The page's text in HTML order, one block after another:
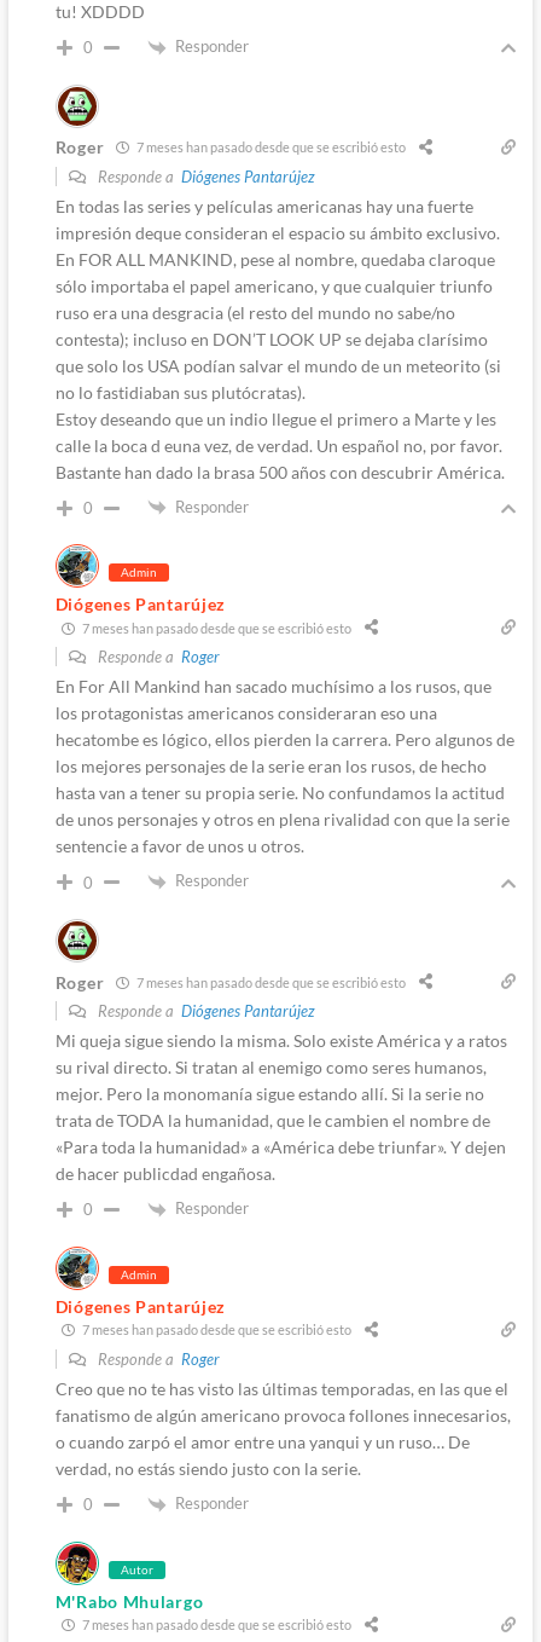
tu! XDDDD
0 Responder
Roger 7 meses han pasado desde que se escribió esto
Responde a Diógenes Pantarújez
En todas las series y películas americanas hay una fuerte
impresión deque consideran el espacio su ámbito exclusivo.
En FOR ALL MANKIND, pese al nombre, quedaba claroque
sólo importaba el papel americano, y que cualquier triunfo
ruso era una desgracia (el resto del mundo no sabe/no
contesta); incluso en DON’T LOOK UP se dejaba clarísimo
que solo los USA podían salvar el mundo de un meteorito (si
no lo fastidiaban sus plutócratas).
Estoy deseando que un indio llegue el primero a Marte y les
calle la boca d euna vez, de verdad. Un español no, por favor.
Bastante han dado la brasa 500 años con descubrir América.
0 Responder
Admin
Diógenes Pantarújez
7 meses han pasado desde que se escribió esto
Responde a Roger
En For All Mankind han sacado muchísimo a los rusos, que
los protagonistas americanos consideraran eso una
hecatombe es lógico, ellos pierden la carrera. Pero algunos de
los mejores personajes de la serie eran los rusos, de hecho
hasta van a tener su propia serie. No confundamos la actitud
de unos personajes y otros en plena rivalidad con que la serie
sentencie a favor de unos u otros.
0 Responder
Roger 7 meses han pasado desde que se escribió esto
Responde a Diógenes Pantarújez
Mi queja sigue siendo la misma. Solo existe América y a ratos
su rival directo. Si tratan al enemigo como seres humanos,
mejor. Pero la monomanía sigue estando allí. Si la serie no
trata de TODA la humanidad, que le cambien el nombre de
«Para toda la humanidad» a «América debe triunfar». Y dejen
de hacer publicdad engañosa.
0 Responder
Admin
Diógenes Pantarújez
7 meses han pasado desde que se escribió esto
Responde a Roger
Creo que no te has visto las últimas temporadas, en las que el
fanatismo de algún americano provoca follones innecesarios,
o cuando zarpó el amor entre una yanqui y un ruso… De
verdad, no estás siendo justo con la serie.
0 Responder
Autor
M'Rabo Mhulargo
7 meses han pasado desde que se escribió esto